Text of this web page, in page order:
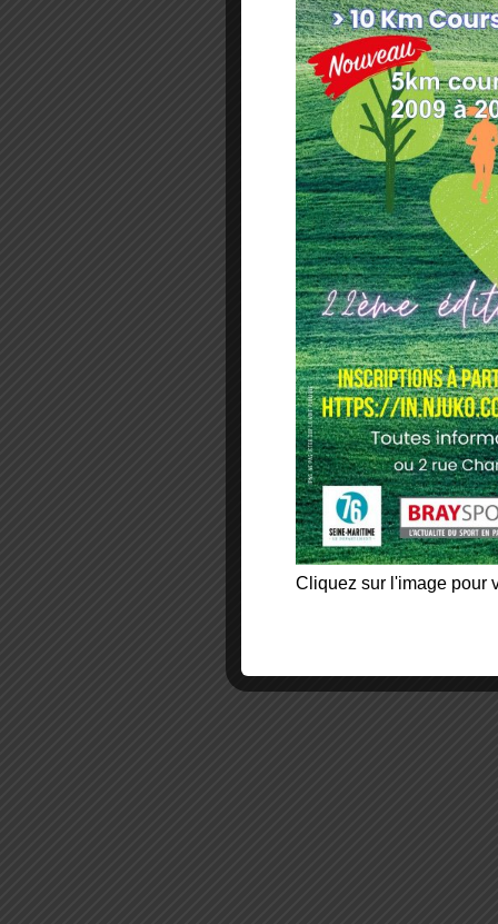
Cliquez sur l'image pour